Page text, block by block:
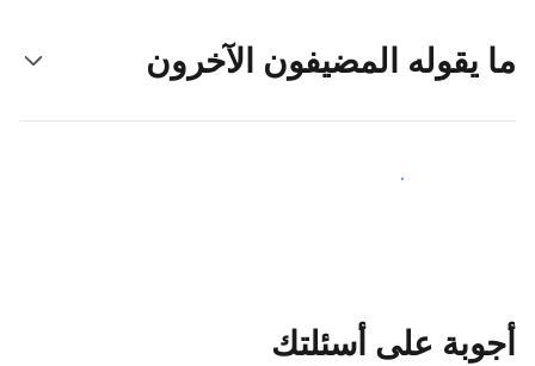
ما يقوله المضيفون الآخرون
انضم إلى مضيفين آخرين
أجوبة على أسئلتك